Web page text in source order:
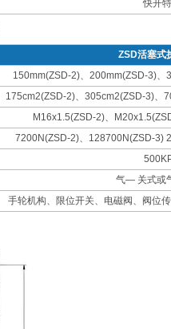
快开
ZSD活塞式
150mm(ZSD-2)、200mm(ZSD-3)
175cm2(ZSD-2)、305cm2(ZSD-3)、
M16x1.5(ZSD-2)、
7200N(ZSD-2)、128700N(ZSD-3)
气— 关式或
手轮机构、限位开关、电磁阀、阀位